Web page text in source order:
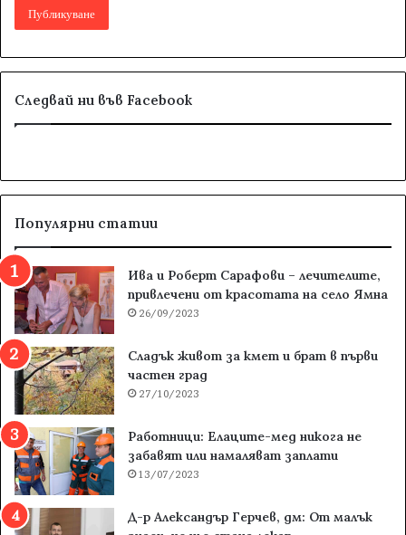
Следвай ни във Facebook
Популярни статии
Ива и Роберт Сарафови – лечителите,
привлечени от красотата на село Ямна
26/09/2023
Сладък живот за кмет и брат в първи
частен град
27/10/2023
Работници: Елаците-мед никога не
забавят или намаляват заплати
13/07/2023
Д-р Александър Герчев, дм: От малък